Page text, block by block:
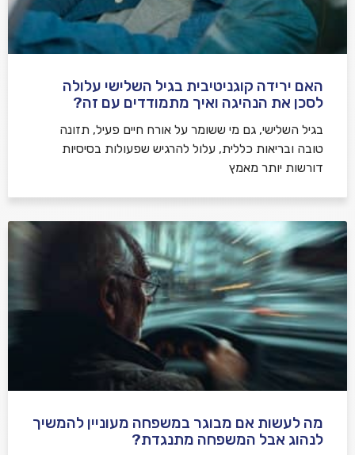
האם ירידה קוגניטיבית בגיל השלישי עלולה
לסכן את הנהיגה ואיך מתמודדים עם זה?
בגיל השלישי, גם מי ששומר על אורח חיים פעיל, תזונה
טובה ובריאות כללית, עלול להרגיש שפעולות בסיסיות
דורשות יותר מאמץ
מה לעשות אם מבוגר במשפחה מעוניין להמשיך
לנהוג אבל המשפחה מתנגדת?